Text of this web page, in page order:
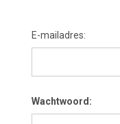
E-mailadres:
Wachtwoord: